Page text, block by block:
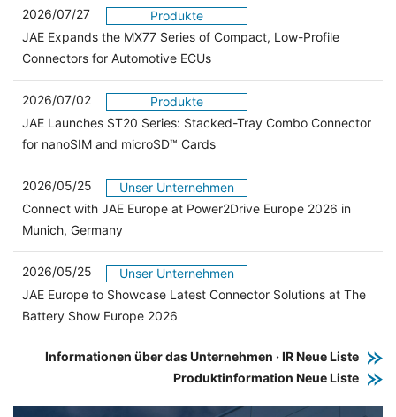
2026/07/27
Produkte
JAE Expands the MX77 Series of Compact, Low-Profile
Connectors for Automotive ECUs
2026/07/02
Produkte
JAE Launches ST20 Series: Stacked-Tray Combo Connector
for nanoSIM and microSD™ Cards
2026/05/25
Unser Unternehmen
Connect with JAE Europe at Power2Drive Europe 2026 in
Munich, Germany
2026/05/25
Unser Unternehmen
JAE Europe to Showcase Latest Connector Solutions at The
Battery Show Europe 2026
Informationen über das Unternehmen · IR Neue Liste
Produktinformation Neue Liste